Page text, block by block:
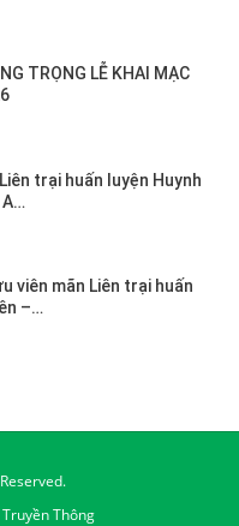
TRỌNG LỄ KHAI MẠC
trại huấn luyện Huynh
viên mãn Liên trại huấn
–…
Thông